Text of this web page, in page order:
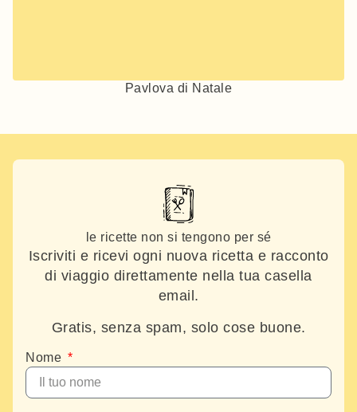
Pavlova di Natale
le ricette non si tengono per sé
Iscriviti e ricevi ogni nuova ricetta e racconto
di viaggio direttamente nella tua casella
email.
Gratis, senza spam, solo cose buone.
Nome